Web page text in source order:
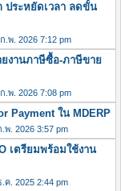
ประหยัดเวลา ลดขั้น
.พ. 2026 7:12 pm
งานภาษีซื้อ-ภาษีขาย
.พ. 2026 7:08 pm
Payment ใน MDERP
พ. 2026 3:57 pm
เตรียมพร้อมใช้งาน
ค. 2025 2:44 pm